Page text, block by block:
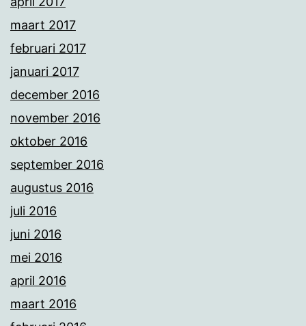
maart 2017
februari 2017
januari 2017
december 2016
november 2016
oktober 2016
september 2016
augustus 2016
juli 2016
juni 2016
mei 2016
april 2016
maart 2016